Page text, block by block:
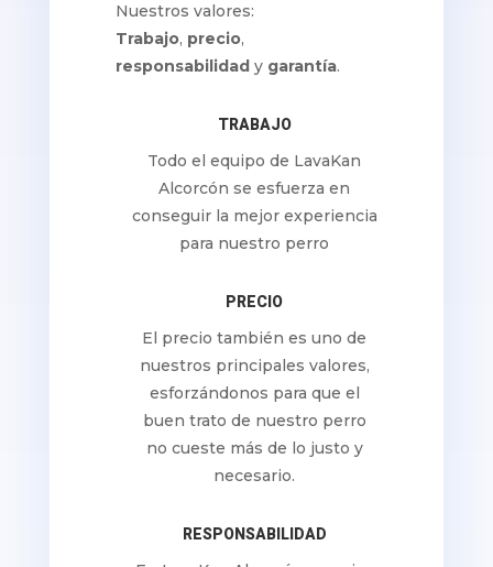
Nuestros valores:
Trabajo, precio,
responsabilidady garantía.
TRABAJO
Todo el equipo de LavaKan
Alcorcón se esfuerza en
conseguir la mejor experiencia
para nuestro perro
PRECIO
El precio también es uno de
nuestros principales valores,
esforzándonos para que el
buen trato de nuestro perro
no cueste más de lo justo y
necesario.
RESPONSABILIDAD